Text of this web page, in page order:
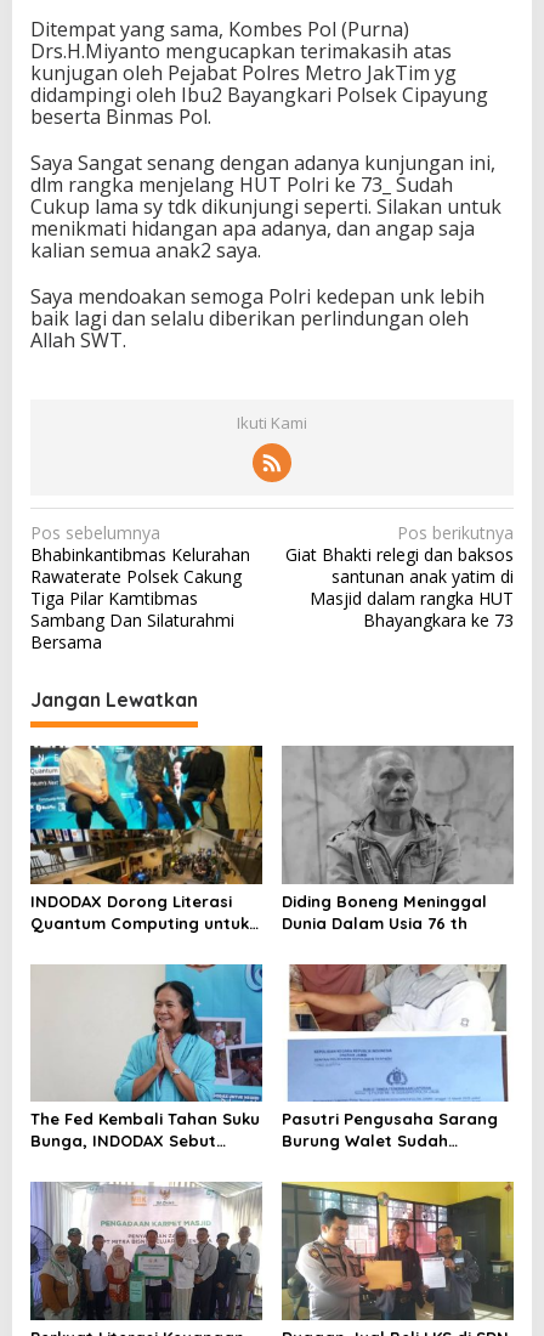
Ditempat yang sama, Kombes Pol (Purna)
Drs.H.Miyanto mengucapkan terimakasih atas
kunjugan oleh Pejabat Polres Metro JakTim yg
didampingi oleh Ibu2 Bayangkari Polsek Cipayung
beserta Binmas Pol.
Saya Sangat senang dengan adanya kunjungan ini,
dlm rangka menjelang HUT Polri ke 73_ Sudah
Cukup lama sy tdk dikunjungi seperti. Silakan untuk
menikmati hidangan apa adanya, dan angap saja
kalian semua anak2 saya.
Saya mendoakan semoga Polri kedepan unk lebih
baik lagi dan selalu diberikan perlindungan oleh
Allah SWT.
Ikuti Kami
N
a
v
i
a
s
i
p
o
s
Pos sebelumnya
Bhabinkantibmas Kelurahan
Rawaterate Polsek Cakung
Tiga Pilar Kamtibmas
Sambang Dan Silaturahmi
Bersama
Pos berikutnya
Giat Bhakti relegi dan baksos
santunan anak yatim di
Masjid dalam rangka HUT
Bhayangkara ke 73
Jangan Lewatkan
INDODAX Dorong Literasi
Quantum Computing untuk
Blockchain
Diding Boneng Meninggal
Dunia Dalam Usia 76 th
The Fed Kembali Tahan Suku
Bunga, INDODAX Sebut
Sentimen Pasar
Pasutri Pengusaha Sarang
Burung Walet Sudah
Pelapor Desak Polda Jambi
Segera Lakukan Penahanan